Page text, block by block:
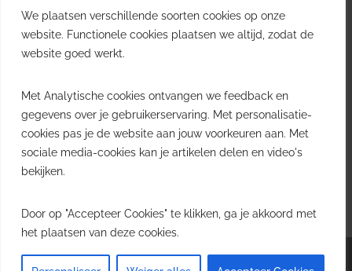
We plaatsen verschillende soorten cookies op onze
website. Functionele cookies plaatsen we altijd, zodat de
website goed werkt.
Met Analytische cookies ontvangen we feedback en
gegevens over je gebruikerservaring. Met personalisatie-
cookies pas je de website aan jouw voorkeuren aan. Met
sociale media-cookies kan je artikelen delen en video's
bekijken.
Door op "Accepteer Cookies" te klikken, ga je akkoord met
het plaatsen van deze cookies.
Job plaatsen
Gratis wekelijkse update
inzichten uit de Belgische logistieke sector in uw inbox.
Ontvang je gratis
wekelijkse update
Copyright © 2026Logistiek.be. All rights reserved.Theme:Envinceby ThemeGrill.